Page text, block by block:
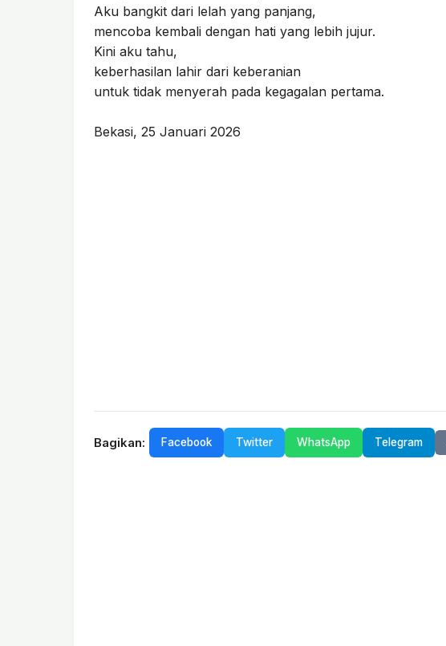
Aku bangkit dari lelah yang panjang,
mencoba kembali dengan hati yang lebih jujur.
Kini aku tahu,
keberhasilan lahir dari keberanian
untuk tidak menyerah pada kegagalan pertama.
Bekasi, 25 Januari 2026
Bagikan: Facebook Twitter WhatsApp Telegram